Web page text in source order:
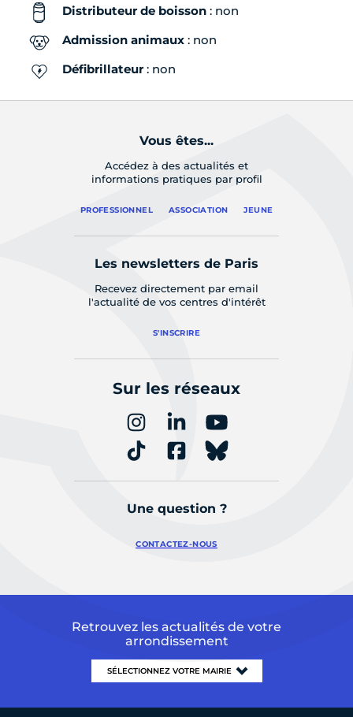
Distributeur de boisson : non
Admission animaux : non
Défibrillateur: non
Vous êtes...
Accédez à des actualités et
informations pratiques par profil
PROFESSIONNEL ASSOCIATION JEUNE
Les newsletters de Paris
Recevez directement par email
l'actualité de vos centres d'intérêt
S'INSCRIRE
Sur les réseaux
Une question ?
CONTACTEZ-NOUS
Retrouvez les actualités de votre
arrondissement